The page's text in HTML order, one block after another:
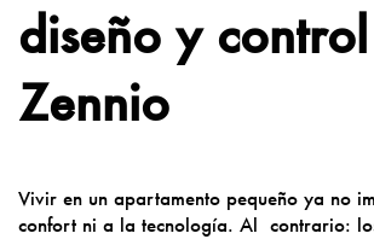
diseño y
Zennio
Vivir en un apartamento pequeño ya no
confort ni a la tecnología. Al contrario: